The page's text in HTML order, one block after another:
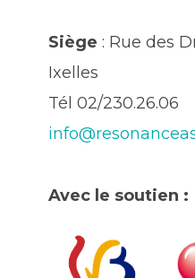
Siège : Rue des
Ixelles
Tél 02/230.26.06
Avec le soutien :